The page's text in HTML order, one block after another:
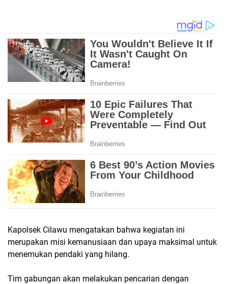
Kapolsek Cilawu mengatakan bahwa kegiatan ini
merupakan misi kemanusiaan dan upaya maksimal untuk
menemukan pendaki yang hilang.
Tim gabungan akan melakukan pencarian dengan